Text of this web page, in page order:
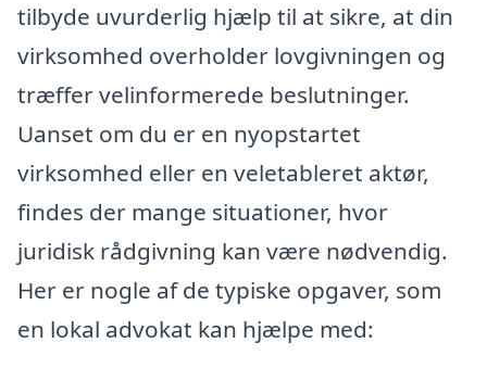
tilbyde uvurderlig hjælp til at sikre, at din
virksomhed overholder lovgivningen og
træffer velinformerede beslutninger.
Uanset om du er en nyopstartet
virksomhed eller en veletableret aktør,
findes der mange situationer, hvor
juridisk rådgivning kan være nødvendig.
Her er nogle af de typiske opgaver, som
en lokal advokat kan hjælpe med: